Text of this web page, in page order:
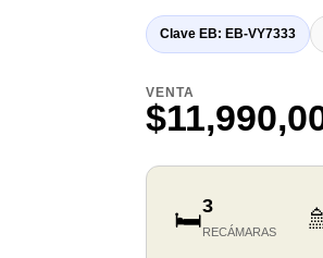
Clave EB: EB-VY7333
VENTA
🛏️3
RECÁMARAS